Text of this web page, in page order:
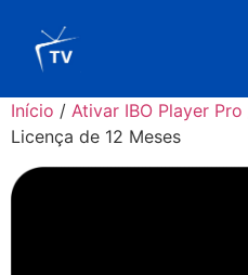
Início / Ativar IBO Player Pro
Licença de 12 Meses